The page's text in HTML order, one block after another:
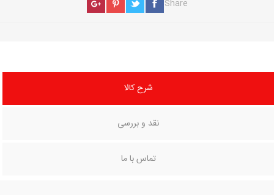
Share
شرح کالا
نقد و بررسی
تماس با ما